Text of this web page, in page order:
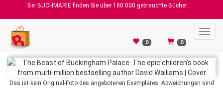
Bei BUCHMARIE finden Sie über 180.000 gebrauchte Bücher.
0 0
Das ist kein Original-Foto des angebotenen Exemplares. Abweichungen sind